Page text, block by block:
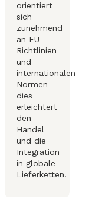
orientiert
sich
zunehmend
an EU-
Richtlinien
und
internationalen
Normen –
dies
erleichtert
den
Handel
und die
Integration
in globale
Lieferketten.